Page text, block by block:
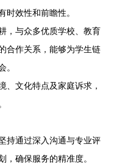
时效性和前瞻性。
，与众多优质学校、教育
合作关系，能够为学生链
。
、文化特点及家庭诉求，
持通过深入沟通与专业评
，确保服务的精准度。